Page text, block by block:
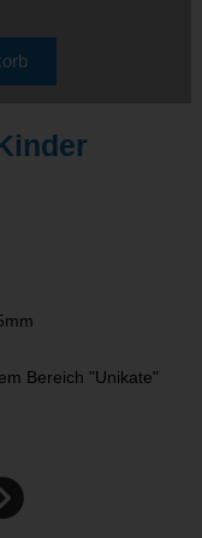
Bereich "Unikate"